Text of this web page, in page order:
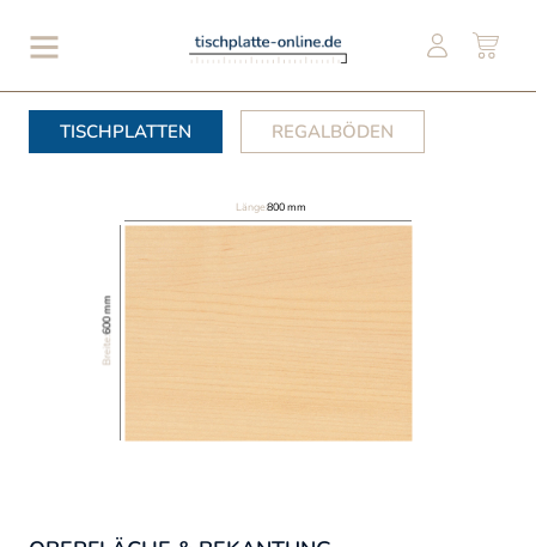
TISCHPLATTEN REGALBÖDEN